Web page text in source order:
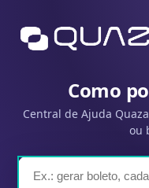
Como
Central de Ajuda
ou